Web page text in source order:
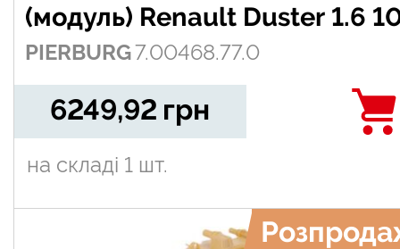
(модуль) Renault Duster 1.6
18/Logan 1.2/1.4/1.6
04-/Sandero 1.2/1.4/1.6 08-
PIERBURG7.00468.77.0
6249,92 грн
на складі 1 шт.